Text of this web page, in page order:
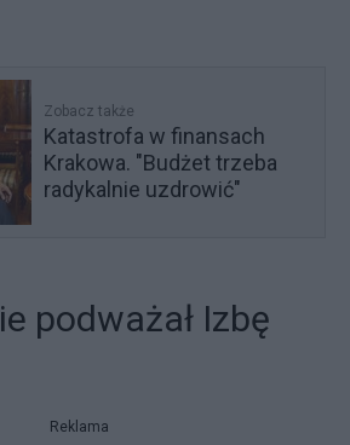
Zobacz także
Katastrofa w finansach
Krakowa. "Budżet trzeba
radykalnie uzdrowić"
podważał Izbę
Reklama